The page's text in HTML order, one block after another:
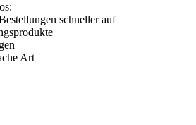
schneller auf
Art